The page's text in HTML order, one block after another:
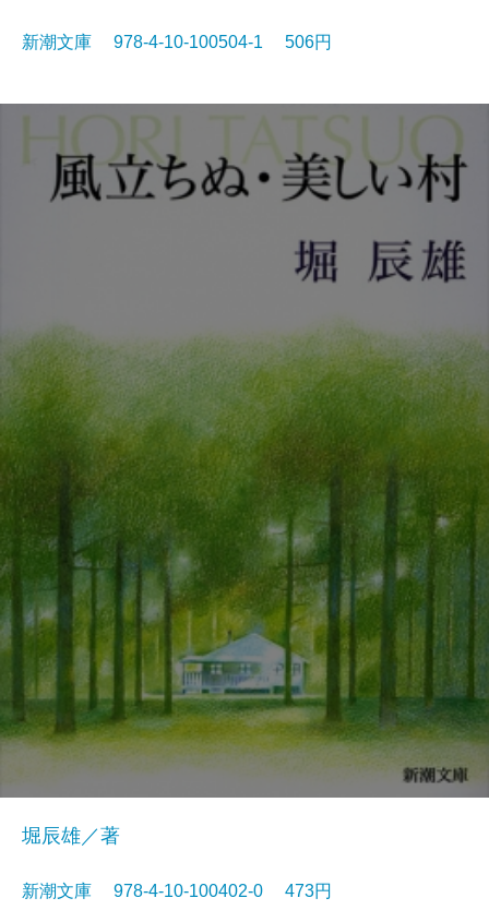
新潮文庫 978-4-10-100504-1 506円
堀辰雄／著
新潮文庫 978-4-10-100402-0 473円